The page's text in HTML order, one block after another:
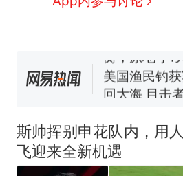
140多朵
美国渔民钓
回大海 目击
官方通报
热 制裁瓜子
么？
斯帅挥别申花队内，用
飞迎来全新机遇